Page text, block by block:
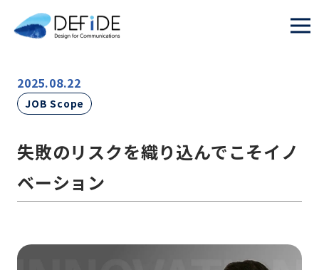
2025.08.22
JOB Scope
失敗のリスクを織り込んでこそイノ
ベーション